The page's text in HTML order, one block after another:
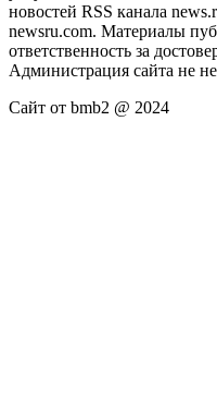
новостей RSS канала
newsru.com. Материалы
ответственность за
Администрация сайта не
Сайт от bmb2 @ 2024